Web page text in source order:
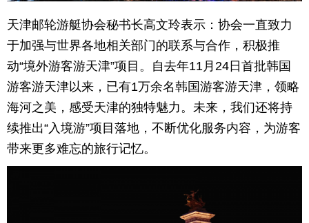
天津邮轮游艇协会秘书长高文玲表示：协会一直致力
于加强与世界各地相关部门的联系与合作，积极推
动“境外游客游天津”项目。自去年11月24日首批韩国
游客游天津以来，已有1万余名韩国游客游天津，领略
海河之美，感受天津的独特魅力。未来，我们还将持
续推出“入境游”项目落地，不断优化服务内容，为游客
带来更多难忘的旅行记忆。